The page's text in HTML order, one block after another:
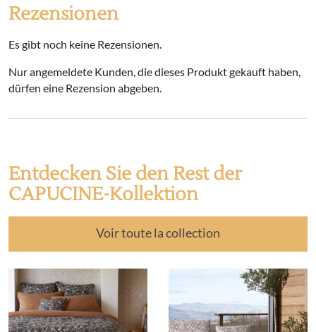
Rezensionen
Es gibt noch keine Rezensionen.
Nur angemeldete Kunden, die dieses Produkt gekauft haben,
dürfen eine Rezension abgeben.
Entdecken Sie den Rest der
CAPUCINE-Kollektion
Voir toute la collection